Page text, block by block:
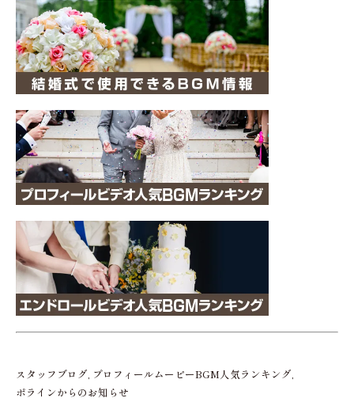
スタッフブログ プロフィールムービーBGM人気ランキング
ポラインからのお知らせ